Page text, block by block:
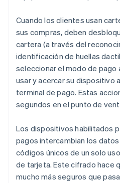
Cuando los clientes usan
sus compras, deben
cartera (a través del
identificación de huellas
seleccionar el modo de pago
usar y acercar su dispositivo
terminal de pago. Estas
segundos en el punto de
Los dispositivos habilitados
pagos intercambian los
códigos únicos de un solo
de tarjeta. Este cifrado hace
mucho más seguros que